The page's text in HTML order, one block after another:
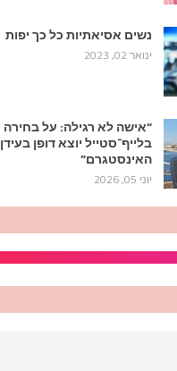
נשים אסיאתיות כל כך יפות
ינואר 02, 2023
“אישה לא רגילה: על בחירה
בלייף־סטייל יוצא דופן בעידן
האינסטגרם”
יוני 05, 2026